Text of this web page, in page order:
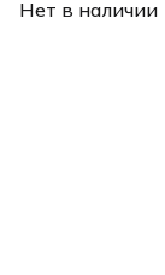
Нет в наличии
пылеотводящие